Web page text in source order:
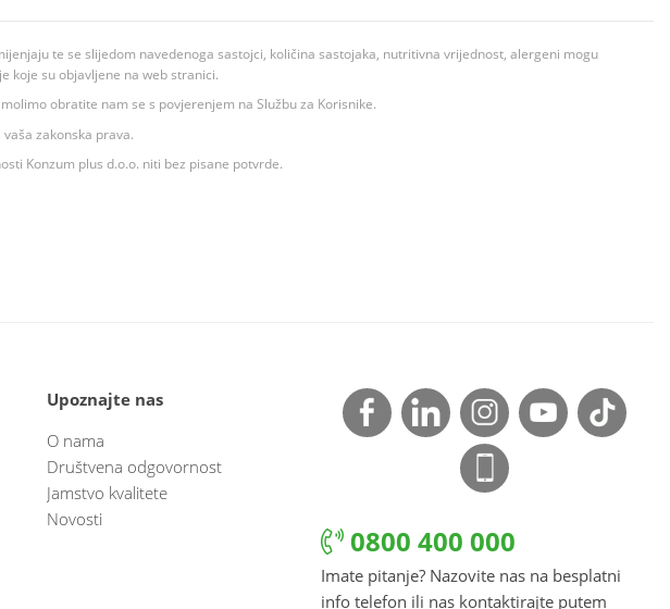
te se slijedom navedenoga sastojci, količina sastojaka, nutritivna vrijednost, alergeni mogu
koje su objavljene na web stranici.
obratite nam se s povjerenjem na Službu za Korisnike.
zakonska prava.
Konzum plus d.o.o. niti bez pisane potvrde.
Upoznajte nas
O nama
Društvena odgovornost
Jamstvo kvalitete
Novosti
0800 400 000
Imate pitanje? Nazovite nas na besplatni
info telefon ili nas kontaktirajte putem